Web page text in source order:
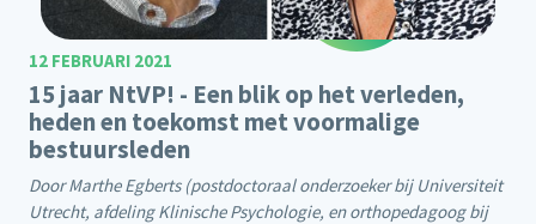
12 FEBRUARI 2021
15 jaar NtVP! - Een blik op het verleden,
heden en toekomst met voormalige
bestuursleden
Door Marthe Egberts (postdoctoraal onderzoeker bij Universiteit
Utrecht, afdeling Klinische Psychologie, en orthopedagoog bij